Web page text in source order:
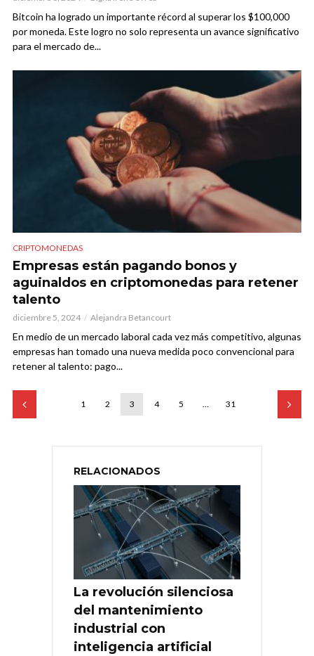
Bitcoin ha logrado un importante récord al superar los $100,000
por moneda. Este logro no solo representa un avance significativo
para el mercado de...
CRIPTOMONEDAS
Empresas están pagando bonos y
aguinaldos en criptomonedas para retener
talento
diciembre 5, 2024 Alejandra Betancourt
En medio de un mercado laboral cada vez más competitivo, algunas
empresas han tomado una nueva medida poco convencional para
retener al talento: pago...
1 2 3 4 5 … 31
RELACIONADOS
La revolución silenciosa
del mantenimiento
industrial con
inteligencia artificial